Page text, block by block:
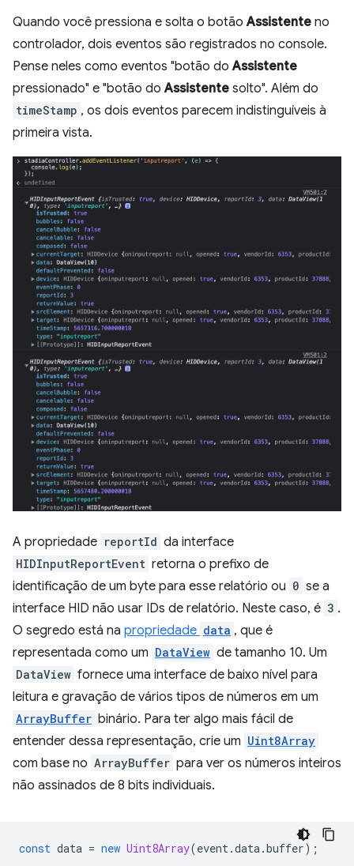
Quando você pressiona e solta o botãoAssistente no
controlador, dois eventos são registrados no console.
Pense neles como eventos "botão doAssistente
pressionado" e "botão doAssistente solto". Além do
timeStamp , os dois eventos parecem indistinguíveis à
primeira vista.
A propriedade reportId da interface
HIDInputReportEvent retorna o prefixo de
identificação de um byte para esse relatório ou 0 se a
interface HID não usar IDs de relatório. Neste caso, é 3 .
O segredo está na propriedade data , que é
representada como um DataView de tamanho 10. Um
DataView fornece uma interface de baixo nível para
leitura e gravação de vários tipos de números em um
ArrayBuffer binário. Para ter algo mais fácil de
entender dessa representação, crie um Uint8Array
com base no ArrayBuffer para ver os números inteiros
não assinados de 8 bits individuais.
const data = new Uint8Array(event.data.buffer);